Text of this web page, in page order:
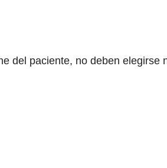
del paciente, no deben elegirse